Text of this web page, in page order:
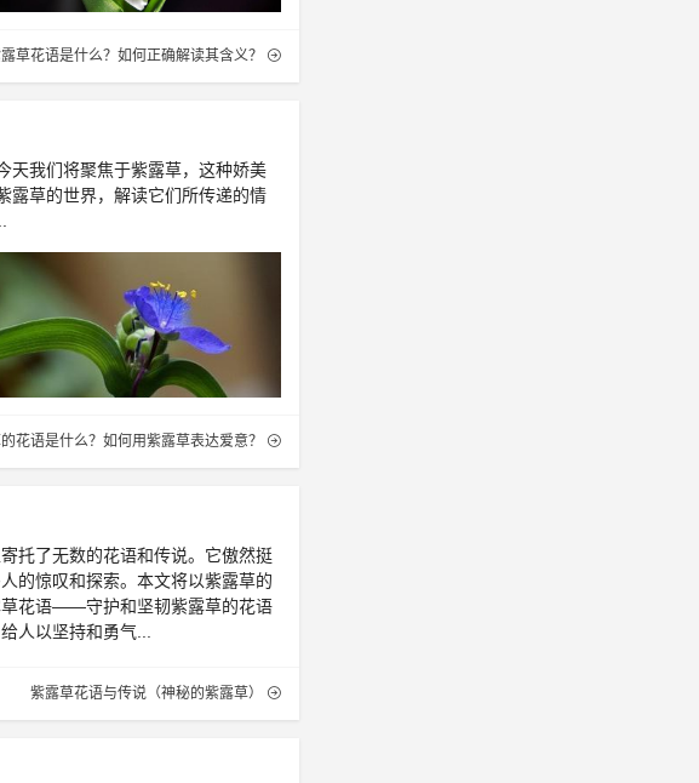
草花语是什么？如何正确解读其含义？
天我们将聚焦于紫露草，这种娇美
露草的世界，解读它们所传递的情
花语是什么？如何用紫露草表达爱意？
托了无数的花语和传说。它傲然挺
的惊叹和探索。本文将以紫露草的
草花语——守护和坚韧紫露草的花语
人以坚持和勇气...
紫露草花语与传说（神秘的紫露草）